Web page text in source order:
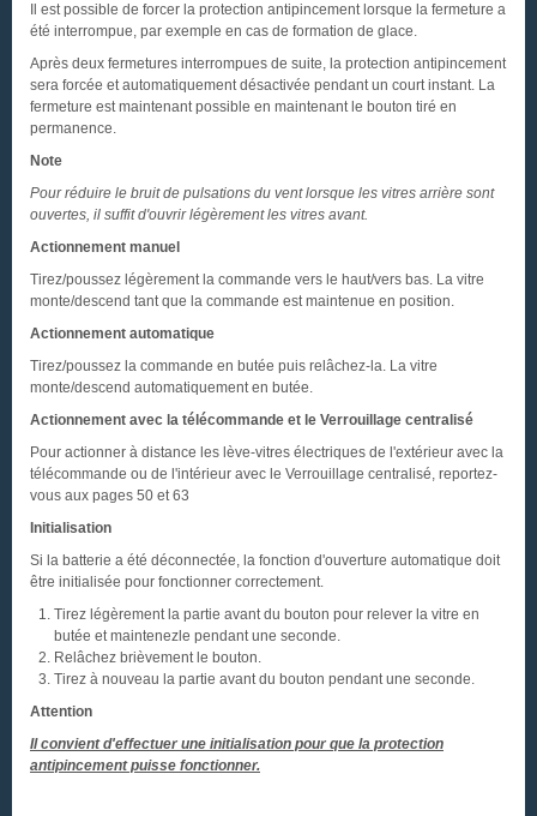
Il est possible de forcer la protection antipincement lorsque la fermeture a
été interrompue, par exemple en cas de formation de glace.
Après deux fermetures interrompues de suite, la protection antipincement
sera forcée et automatiquement désactivée pendant un court instant. La
fermeture est maintenant possible en maintenant le bouton tiré en
permanence.
Note
Pour réduire le bruit de pulsations du vent lorsque les vitres arrière sont
ouvertes, il suffit d'ouvrir légèrement les vitres avant.
Actionnement manuel
Tirez/poussez légèrement la commande vers le haut/vers bas. La vitre
monte/descend tant que la commande est maintenue en position.
Actionnement automatique
Tirez/poussez la commande en butée puis relâchez-la. La vitre
monte/descend automatiquement en butée.
Actionnement avec la télécommande et le Verrouillage centralisé
Pour actionner à distance les lève-vitres électriques de l'extérieur avec la
télécommande ou de l'intérieur avec le Verrouillage centralisé, reportez-
vous aux pages 50 et 63
Initialisation
Si la batterie a été déconnectée, la fonction d'ouverture automatique doit
être initialisée pour fonctionner correctement.
Tirez légèrement la partie avant du bouton pour relever la vitre en
butée et maintenezle pendant une seconde.
Relâchez brièvement le bouton.
Tirez à nouveau la partie avant du bouton pendant une seconde.
Attention
Il convient d'effectuer une initialisation pour que la protection
antipincement puisse fonctionner.